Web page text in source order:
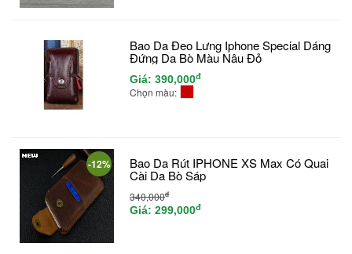
Bao Da Đeo Lưng Iphone Special Dáng
Đứng Da Bò Màu Nâu Đỏ
Giá: 390,000đ
Chọn màu:
-12% Bao Da Rút IPHONE XS Max Có Quai
Cài Da Bò Sáp
340,000đ
Giá: 299,000đ